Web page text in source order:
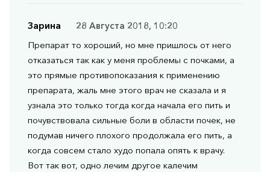
Зарина
28 Августа 2018, 10:20
Препарат то хороший, но мне пришлось от него
отказаться так как у меня проблемы с почками, а
это прямые противопоказания к применению
препарата, жаль мне этого врач не сказала и я
узнала это только тогда когда начала его пить и
почувствовала сильные боли в области почек, не
подумав ничего плохого продолжала его пить, а
когда совсем стало худо попала опять к врачу.
Вот так вот, одно лечим другое калечим